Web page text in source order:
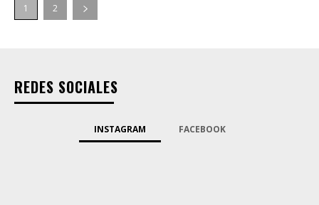
1 2
REDES SOCIALES
INSTAGRAM FACEBOOK